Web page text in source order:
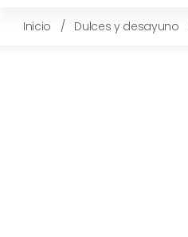
Inicio / Dulces y desayuno